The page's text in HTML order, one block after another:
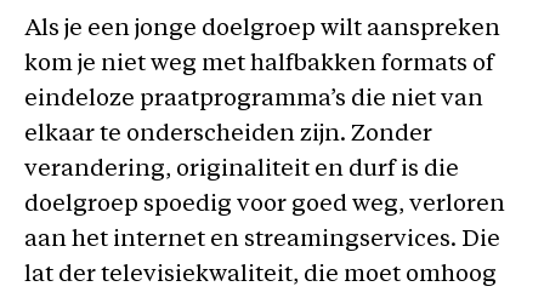
Als je een jonge doelgroep wilt aanspreken
kom je niet weg met halfbakken formats of
eindeloze praatprogramma’s die niet van
elkaar te onderscheiden zijn. Zonder
verandering, originaliteit en durf is die
doelgroep spoedig voor goed weg, verloren
aan het internet en streamingservices. Die
lat der televisiekwaliteit, die moet omhoog